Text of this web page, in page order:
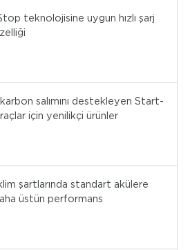
teknolojisine uygun hızlı şarj
salımını destekleyen Start-
için yenilikçi ürünler
şartlarında standart akülere
üstün performans